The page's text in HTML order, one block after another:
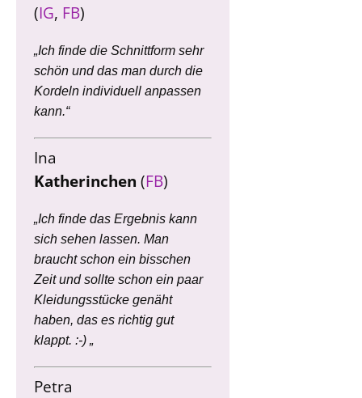
(IG, FB)
„Ich finde die Schnittform sehr
schön und das man durch die
Kordeln individuell anpassen
kann.“
Ina
Katherinchen (FB)
„Ich finde das Ergebnis kann
sich sehen lassen. Man
braucht schon ein bisschen
Zeit und sollte schon ein paar
Kleidungsstücke genäht
haben, das es richtig gut
klappt. :-) „
Petra